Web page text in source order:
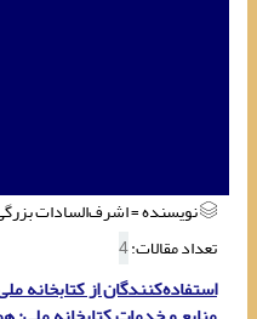
نویسنده =اشرف‌السادات
تعداد مقالات:4
استفاده‌کنندگان از کتابخانه